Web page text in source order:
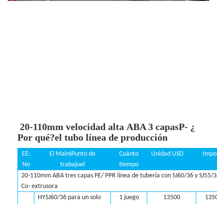
20-110mm velocidad alta ABA 3 capasP- ¿
Por qué?el tubo línea de producción
EE:
No
El MainiPunto de
trabajoel
Cuánto
tiempo
Unidad USD
20-110mm ABA tres capas PE/ PPR línea de tubería con SJ60/36 y SJ55/
Co- extrusora
HYSJ60/36 para un solo
1 juego 13500